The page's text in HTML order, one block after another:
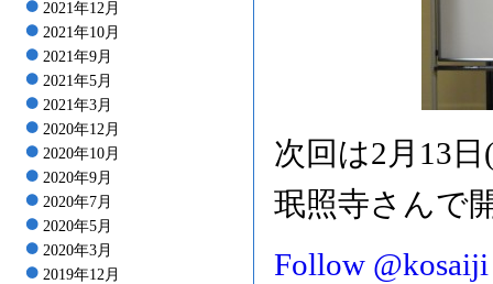
2021年12月
2021年10月
2021年9月
2021年5月
2021年3月
2020年12月
2020年10月
2020年9月
2020年7月
2020年5月
2020年3月
2019年12月
次回は2月13
珉照寺さんで
Follow @kosaiji